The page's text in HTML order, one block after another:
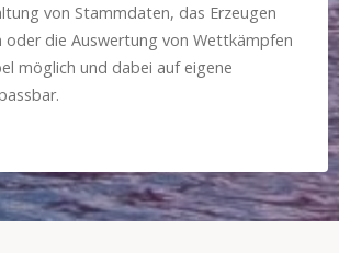
von Stammdaten, das Erzeugen
oder die Auswertung von Wettkämpfen
möglich und dabei auf eigene